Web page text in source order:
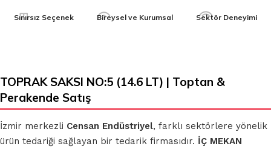
Sınırsız Seçenek Bireysel ve Kurumsal Sektör Deneyimi
TOPRAK SAKSI NO:5 (14.6 LT) | Toptan &
Perakende Satış
İzmir merkezli Censan Endüstriyel, farklı sektörlere yönelik
ürün tedariği sağlayan bir tedarik firmasıdır. İÇ MEKAN